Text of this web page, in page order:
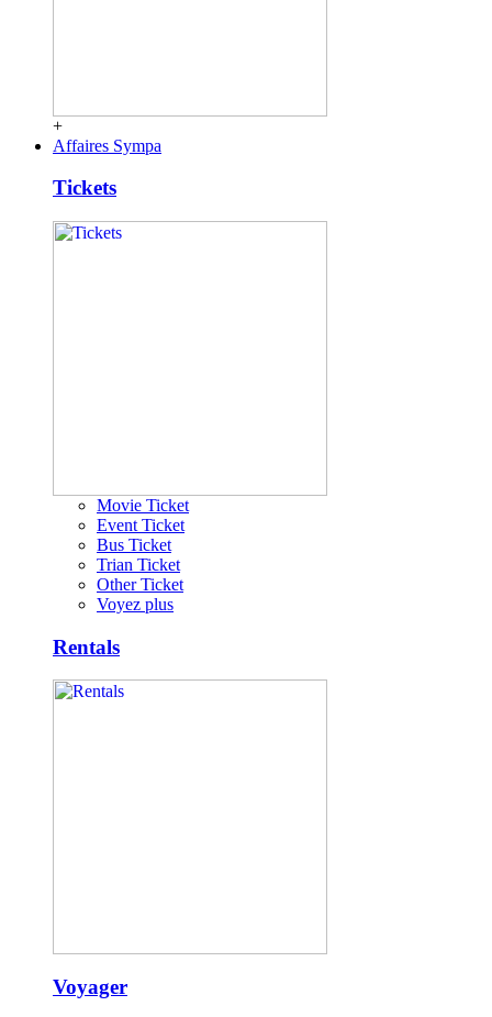
+
Affaires Sympa
Tickets
Movie Ticket
Event Ticket
Bus Ticket
Trian Ticket
Other Ticket
Voyez plus
Rentals
Voyager